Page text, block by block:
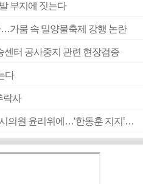
부지에 짓는다
가뭄 속 밀양물축제 강행 논란
센터 공사중지 관련 현장검증
다
락사
국힘 부산시당, ‘정이한 조력’ 시의원 윤리위에…‘한동훈 지지’도 신고접수